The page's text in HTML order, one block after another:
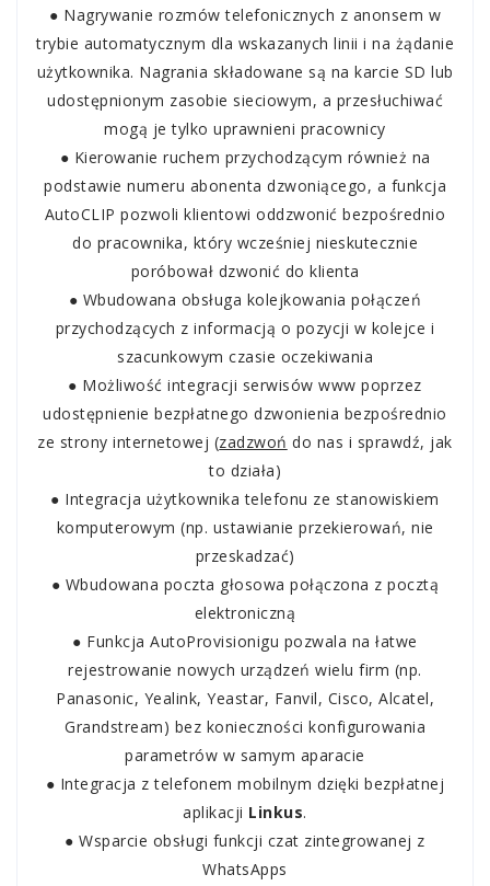
● Nagrywanie rozmów telefonicznych z anonsem w
trybie automatycznym dla wskazanych linii i na żądanie
użytkownika. Nagrania składowane są na karcie SD lub
udostępnionym zasobie sieciowym, a przesłuchiwać
mogą je tylko uprawnieni pracownicy
● Kierowanie ruchem przychodzącym również na
podstawie numeru abonenta dzwoniącego, a funkcja
AutoCLIP pozwoli klientowi oddzwonić bezpośrednio
do pracownika, który wcześniej nieskutecznie
poróbował dzwonić do klienta
● Wbudowana obsługa kolejkowania połączeń
przychodzących z informacją o pozycji w kolejce i
szacunkowym czasie oczekiwania
● Możliwość integracji serwisów www poprzez
udostępnienie bezpłatnego dzwonienia bezpośrednio
ze strony internetowej (zadzwoń do nas i sprawdź, jak
to działa)
● Integracja użytkownika telefonu ze stanowiskiem
komputerowym (np. ustawianie przekierowań, nie
przeskadzać)
● Wbudowana poczta głosowa połączona z pocztą
elektroniczną
● Funkcja AutoProvisionigu pozwala na łatwe
rejestrowanie nowych urządzeń wielu firm (np.
Panasonic, Yealink, Yeastar, Fanvil, Cisco, Alcatel,
Grandstream) bez konieczności konfigurowania
parametrów w samym aparacie
● Integracja z telefonem mobilnym dzięki bezpłatnej
aplikacji Linkus.
● Wsparcie obsługi funkcji czat zintegrowanej z
WhatsApps